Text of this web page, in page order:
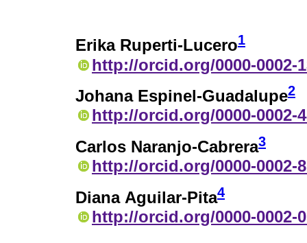
Erika Ruperti-Lucero1
http://orcid.org/0000-0002-
Johana Espinel-Guadalupe2
http://orcid.org/0000-0002-
Carlos Naranjo-Cabrera3
http://orcid.org/0000-0002-
Diana Aguilar-Pita4
http://orcid.org/0000-0002-